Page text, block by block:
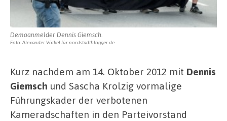
Demoanmelder Dennis Giemsch.
Foto: Alexander Völkel für nordstadtblogger.de
Kurz nachdem am 14. Oktober 2012 mit Dennis
Giemsch und Sascha Krolzig vormalige
Führungskader der verbotenen
Kameradschaften in den Parteivorstand